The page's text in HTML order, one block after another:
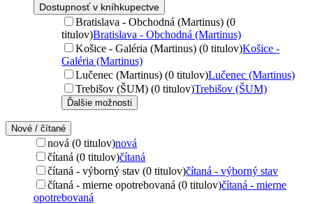
Dostupnosť v kníhkupectve
Bratislava - Obchodná (Martinus) (0
titulov)Bratislava - Obchodná (Martinus)
Košice - Galéria (Martinus) (0 titulov)Košice -
Galéria (Martinus)
Lučenec (Martinus) (0 titulov)Lučenec (Martinus)
Trebišov (ŠUM) (0 titulov)Trebišov (ŠUM)
Ďalšie možnosti
Nové / čítané
nová (0 titulov)nová
čítaná (0 titulov)čítaná
čítaná - výborný stav (0 titulov)čítaná - výborný stav
čítaná - mierne opotrebovaná (0 titulov)čítaná - mierne
opotrebovaná